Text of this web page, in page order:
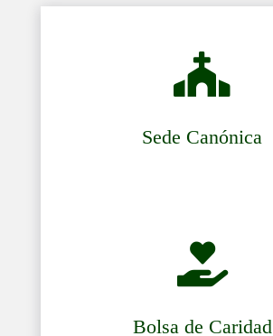

Sede Canónica

Bolsa de Caridad